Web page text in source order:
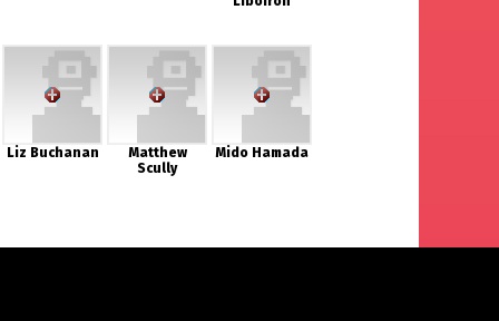
Liz Buchanan
Matthew
Scully
Mido Hamada